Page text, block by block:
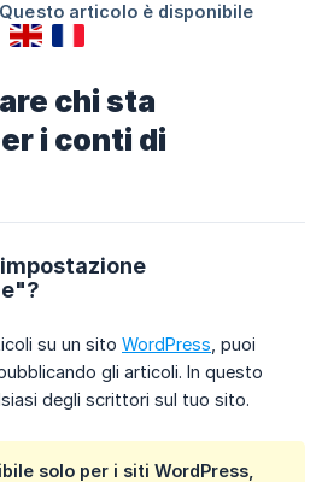
Questo articolo è disponibile
chi sta
i conti di
su un sito WordPress , puoi
gli articoli. In questo
degli scrittori sul tuo sito.
solo per i siti WordPress,